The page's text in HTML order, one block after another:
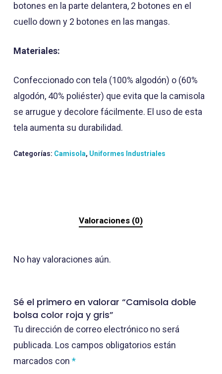
botones en la parte delantera, 2 botones en el
cuello down y 2 botones en las mangas.
Materiales:
Confeccionado con tela (100% algodón) o (60%
algodón, 40% poliéster) que evita que la camisola
se arrugue y decolore fácilmente. El uso de esta
tela aumenta su durabilidad.
Categorías: Camisola, Uniformes Industriales
Valoraciones (0)
No hay valoraciones aún.
Sé el primero en valorar “Camisola doble
bolsa color roja y gris”
Tu dirección de correo electrónico no será
publicada. Los campos obligatorios están
marcados con *